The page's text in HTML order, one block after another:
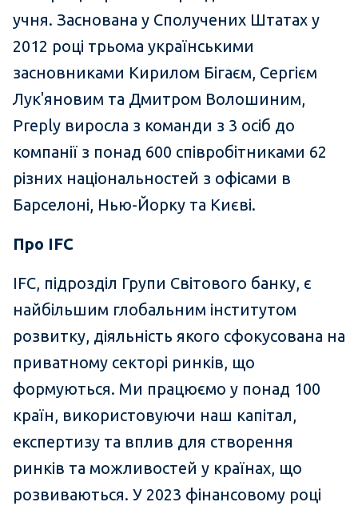
учня. Заснована у Сполучених Штатах у
2012 році трьома українськими
засновниками Кирилом Бігаєм, Сергієм
Лук'яновим та Дмитром Волошиним,
Preply виросла з команди з 3 осіб до
компанії з понад 600 співробітниками 62
різних національностей з офісами в
Барселоні, Нью-Йорку та Києві.
Про IFC
IFC, підрозділ Групи Світового банку, є
найбільшим глобальним інститутом
розвитку, діяльність якого сфокусована на
приватному секторі ринків, що
формуються. Ми працюємо у понад 100
країн, використовуючи наш капітал,
експертизу та вплив для створення
ринків та можливостей у країнах, що
розвиваються. У 2023 фінансовому році